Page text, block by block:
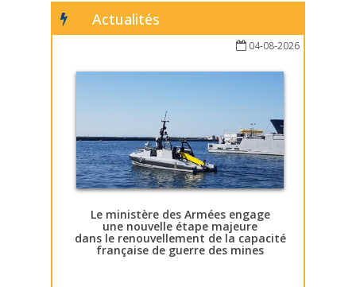
Actualités
04-08-2026
Le ministère des Armées engage
une nouvelle étape majeure
dans le renouvellement de la capacité
française de guerre des mines